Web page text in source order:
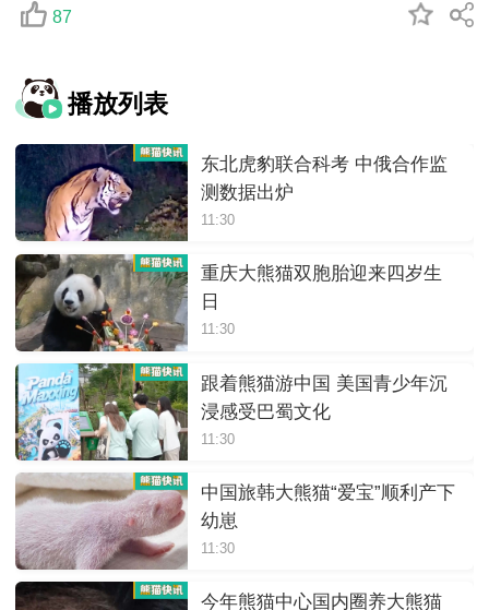
87
播放列表
东北虎豹联合科考 中俄合作监
测数据出炉
11:30
重庆大熊猫双胞胎迎来四岁生
日
11:30
跟着熊猫游中国 美国青少年沉
浸感受巴蜀文化
11:30
中国旅韩大熊猫“爱宝”顺利产下
幼崽
11:30
今年熊猫中心国内圈养大熊猫